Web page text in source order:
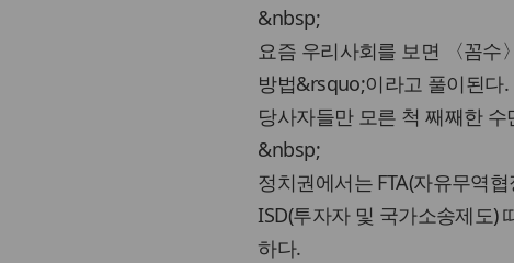
&nbsp;
요즘 우리사회를 보면 〈꼼수
방법&rsquo;이라고 풀이된다
당사자들만 모른 척 째째한
&nbsp;
정치권에서는 FTA(자유무역
ISD(투자자 및 국가소송제도)
하다.